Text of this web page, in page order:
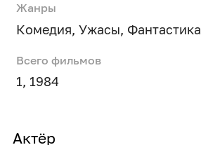
Жанры
Комедия, Ужасы, Фантастика
Всего фильмов
1, 1984
Актёр